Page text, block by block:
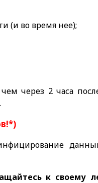
(и во время нее);
через 2 часа
к своему